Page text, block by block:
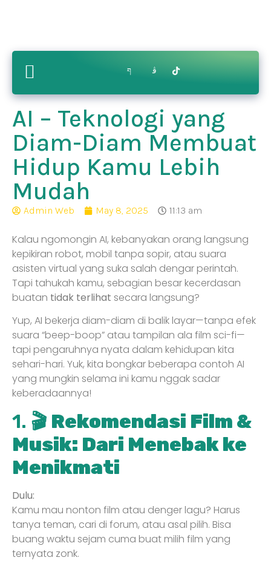
Contact
Us
AI – Teknologi yang
Diam-Diam Membuat
Hidup Kamu Lebih
Mudah
Admin Web May 8, 2025 11:13 am
Kalau ngomongin AI, kebanyakan orang langsung
kepikiran robot, mobil tanpa sopir, atau suara
asisten virtual yang suka salah dengar perintah.
Tapi tahukah kamu, sebagian besar kecerdasan
buatan tidak terlihat secara langsung?
Yup, AI bekerja diam-diam di balik layar—tanpa efek
suara “beep-boop” atau tampilan ala film sci-fi—
tapi pengaruhnya nyata dalam kehidupan kita
sehari-hari. Yuk, kita bongkar beberapa contoh AI
yang mungkin selama ini kamu nggak sadar
keberadaannya!
1. 🎬 Rekomendasi Film &
Musik: Dari Menebak ke
Menikmati
Dulu:
Kamu mau nonton film atau denger lagu? Harus
tanya teman, cari di forum, atau asal pilih. Bisa
buang waktu sejam cuma buat milih film yang
ternyata zonk.